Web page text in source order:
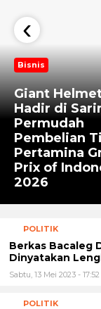
Bisnis
Giant
Hadir di
Permudah
Pembelian
Pertamina
Prix of
2026
‹
POLITIK
Berkas Bacaleg
Dinyatakan
Sabtu, 13 Mei 2023 -
POLITIK